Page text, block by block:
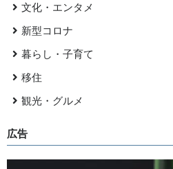
文化・エンタメ
新型コロナ
暮らし・子育て
移住
観光・グルメ
広告